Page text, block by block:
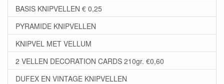
BASIS KNIPVELLEN € 0,25
PYRAMIDE KNIPVELLEN
KNIPVEL MET VELLUM
2 VELLEN DECORATION CARDS 210gr. €0,60
DUFEX EN VINTAGE KNIPVELLEN